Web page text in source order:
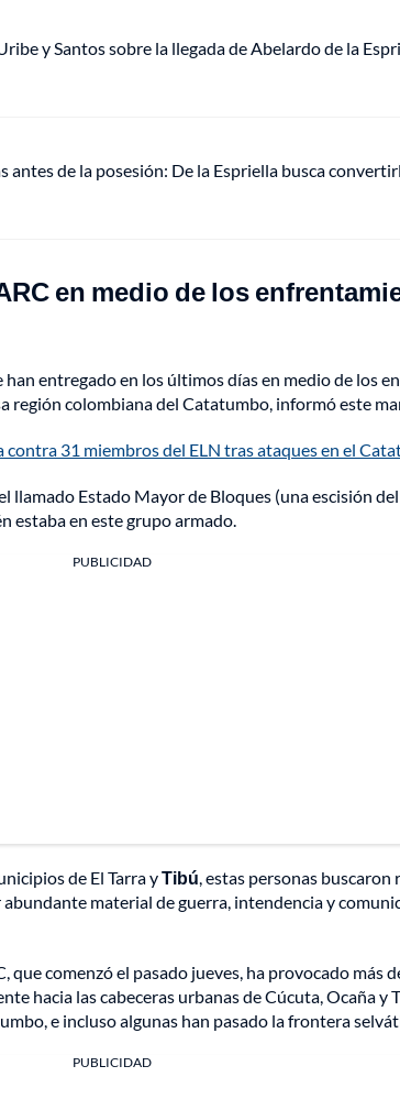
y Santos sobre la llegada de Abelardo de la
antes de la posesión: De la Espriella busca
en medio de los
entregado en los últimos días en medio de los
región colombiana del Catatumbo, informó este
contra 31 miembros del ELN tras ataques en el
llamado Estado Mayor de Bloques (una escisión
estaba en este grupo armado.
PUBLICIDAD
de El Tarra yTibú, estas personas
material de guerra, intendencia y
que comenzó el pasado jueves, ha provocado más
hacia las cabeceras urbanas de Cúcuta, Ocaña y
e incluso algunas han pasado la frontera
PUBLICIDAD